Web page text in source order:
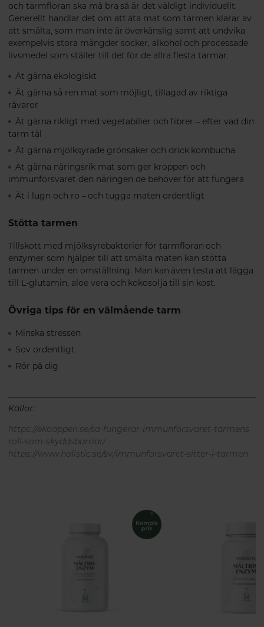
och tarmfloran ska må bra så är det väldigt individuellt.
Generellt handlar det om att äta mat som tarmen klarar av
att smälta, som man inte är överkänslig samt att undvika
exempelvis stora mängder socker, alkohol och processade
livsmedel som ställer till det för de allra flesta tarmar.
Ät gärna ekologiskt
Ät gärna så ren mat som möjligt, tillagad av riktiga
råvaror
Ät gärna rikligt med vegetabilier och fibrer – efter vad din
tarm tål
Ät gärna mjölksyrade grönsaker och drick kombucha
Ät gärna näringsrik mat som ger kroppen och
immunförsvaret den näringen de behöver för att fungera
Ät i lugn och ro – och tugga maten ordentligt
Stötta tarmen
Tillskott med mjölksyrebakterier för tarmfloran och
enzymer som hjälper till att smälta maten kan stötta
tarmen under en omställning. Man kan även testa att lägga
till L-glutamin, aloe vera och kokosolja till sin kost.
Övriga tips för en välmående tarm
Minska stressen
Sov ordentligt
Rör på dig
Källor:
https://ekoappen.se/sa-fungerar-immunforsvaret-tarmens-
roll-som-skyddsbarriar/
https://www.holistic.se/sv/immunforsvaret-sitter-i-tarmen